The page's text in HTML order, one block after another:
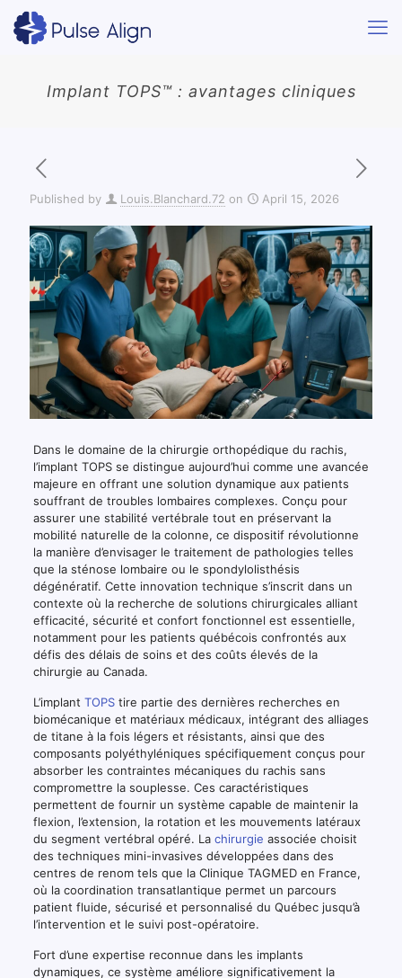
Implant TOPS™ : avantages cliniques
Published by Louis.Blanchard.72 on April 15, 2026
Dans le domaine de la chirurgie orthopédique du rachis,
l’implant TOPS se distingue aujourd’hui comme une avancée
majeure en offrant une solution dynamique aux patients
souffrant de troubles lombaires complexes. Conçu pour
assurer une stabilité vertébrale tout en préservant la
mobilité naturelle de la colonne, ce dispositif révolutionne
la manière d’envisager le traitement de pathologies telles
que la sténose lombaire ou le spondylolisthésis
dégénératif. Cette innovation technique s’inscrit dans un
contexte où la recherche de solutions chirurgicales alliant
efficacité, sécurité et confort fonctionnel est essentielle,
notamment pour les patients québécois confrontés aux
défis des délais de soins et des coûts élevés de la
chirurgie au Canada.
L’implant TOPStire partie des dernières recherches en
biomécanique et matériaux médicaux, intégrant des alliages
de titane à la fois légers et résistants, ainsi que des
composants polyéthyléniques spécifiquement conçus pour
absorber les contraintes mécaniques du rachis sans
compromettre la souplesse. Ces caractéristiques
permettent de fournir un système capable de maintenir la
flexion, l’extension, la rotation et les mouvements latéraux
du segment vertébral opéré. La chirurgie associée choisit
des techniques mini-invasives développées dans des
centres de renom tels que la Clinique TAGMED en France,
où la coordination transatlantique permet un parcours
patient fluide, sécurisé et personnalisé du Québec jusqu’à
l’intervention et le suivi post-opératoire.
Fort d’une expertise reconnue dans les implants
dynamiques, ce système améliore significativement la